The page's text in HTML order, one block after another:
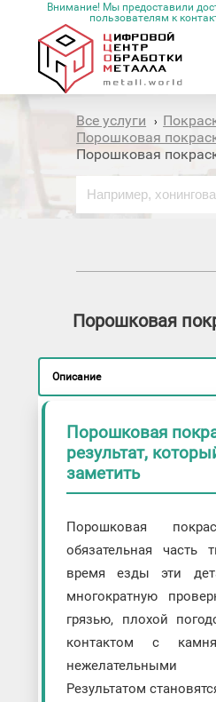
Внимание! Мы предоставили
пользователям к
Все услуги ›
Порошковая
Порошковая
Порошковая
Описание
Порошковая
результат,
заметить
Порошковая
обязательная часть
время езды эти
многократную
грязью, плохой
контактом с
Результатом